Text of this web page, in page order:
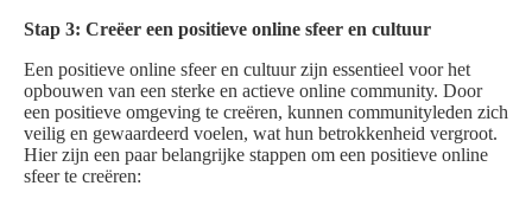
Stap 3: Creëer een positieve online sfeer en cultuur
Een positieve online sfeer en cultuur zijn essentieel voor het
opbouwen van een sterke en actieve online community. Door
een positieve omgeving te creëren, kunnen communityleden zich
veilig en gewaardeerd voelen, wat hun betrokkenheid vergroot.
Hier zijn een paar belangrijke stappen om een positieve online
sfeer te creëren: